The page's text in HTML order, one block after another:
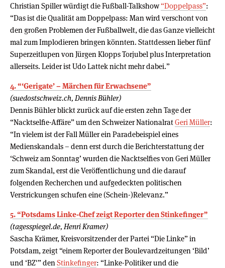
Christian Spiller würdigt die Fußball-Talkshow“Doppelpass”:
“Das ist die Qualität am Doppelpass: Man wird verschont von
den großen Problemen der Fußballwelt, die das Ganze vielleicht
mal zum Implodieren bringen könnten. Stattdessen lieber fünf
Superzeitlupen von Jürgen Klopps Torjubel plus Interpretation
allerseits. Leider ist Udo Lattek nicht mehr dabei.”
4. “‘Gerigate’ – Märchen für Erwachsene”
(suedostschweiz.ch, Dennis Bühler)
Dennis Bühler blickt zurück auf die ersten zehn Tage der
“Nacktselfie-Affäre” um den Schweizer NationalratGeri Müller:
“In vielem ist der Fall Müller ein Paradebeispiel eines
Medienskandals – denn erst durch die Berichterstattung der
‘Schweiz am Sonntag’ wurden die Nacktselfies von Geri Müller
zum Skandal, erst die Veröffentlichung und die darauf
folgenden Recherchen und aufgedeckten politischen
Verstrickungen schufen eine (Schein-)Relevanz.”
5. “Potsdams Linke-Chef zeigt Reporter den Stinkefinger”
(tagesspiegel.de, Henri Kramer)
Sascha Krämer, Kreisvorsitzender der Partei “Die Linke” in
Potsdam, zeigt “einem Reporter der Boulevardzeitungen ‘Bild’
und ‘BZ'” den Stinkefinger: “Linke-Politiker und die